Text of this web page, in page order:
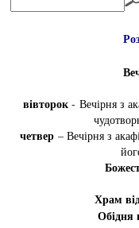
вівторок- Вечірня з
четвер – Вечірня з
Храм
Обідня